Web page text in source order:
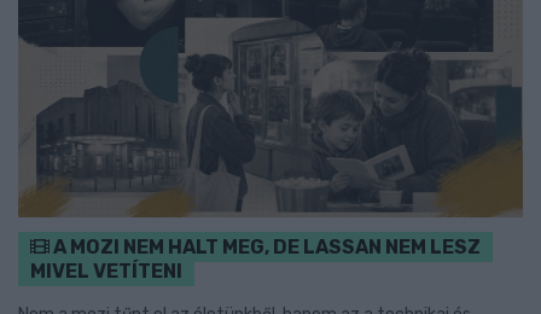
A MOZI NEM HALT MEG, DE LASSAN NEM LESZ
MIVEL VETÍTENI